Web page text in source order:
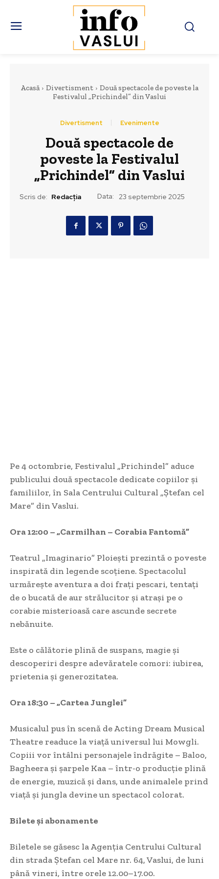
Acasă Divertisment
Două spectacole de poveste la
Festivalul „Prichindel” din Vaslui
Divertisment Evenimente
Două spectacole de
poveste la Festivalul
„Prichindel” din Vaslui
Scris de: Redacția Data: 23 septembrie 2025
Pe 4 octombrie, Festivalul „Prichindel” aduce
publicului două spectacole dedicate copiilor și
familiilor, în Sala Centrului Cultural „Ștefan cel
Mare” din Vaslui.
Ora 12:00 – „Carmilhan – Corabia Fantomă”
Teatrul „Imaginario” Ploiești prezintă o poveste
inspirată din legende scoțiene. Spectacolul
urmărește aventura a doi frați pescari, tentați
de o bucată de aur strălucitor și atrași pe o
corabie misterioasă care ascunde secrete
nebănuite.
Este o călătorie plină de suspans, magie și
descoperiri despre adevăratele comori: iubirea,
prietenia și generozitatea.
Ora 18:30 – „Cartea Junglei”
Musicalul pus în scenă de Acting Dream Musical
Theatre readuce la viață universul lui Mowgli.
Copiii vor întâlni personajele îndrăgite – Baloo,
Bagheera și șarpele Kaa – într-o producție plină
de energie, muzică și dans, unde animalele prind
viață și jungla devine un spectacol colorat.
Bilete și abonamente
Biletele se găsesc la Agenția Centrului Cultural
din strada Ștefan cel Mare nr. 64, Vaslui, de luni
până vineri, între orele 12.00–17.00.